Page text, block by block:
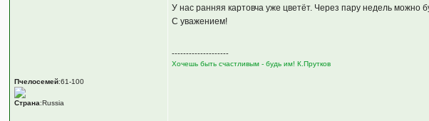
Пчелосемей:61-100
Страна:Russia
У нас ранняя картовча уже цветёт. Через пару недель можно
С уважением!
--------------------
Хочешь быть счастливым - будь им! К.Прутков